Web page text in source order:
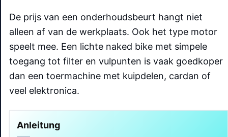
De prijs van een onderhoudsbeurt hangt niet
alleen af van de werkplaats. Ook het type motor
speelt mee. Een lichte naked bike met simpele
toegang tot filter en vulpunten is vaak goedkoper
dan een toermachine met kuipdelen, cardan of
veel elektronica.
Anleitung